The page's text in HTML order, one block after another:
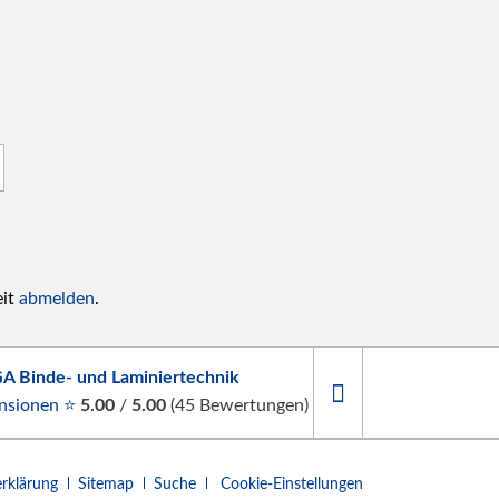
abmelden.
Binde- und Laminiertechnik
⭐ 5.00/ 5.00(45Bewertungen)
Sitemap Suche Cookie-Einstellungen